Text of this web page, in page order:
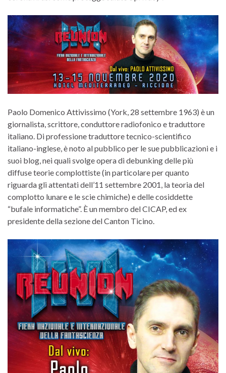
Paolo Domenico Attivissimo (York, 28 settembre 1963) è un
giornalista, scrittore, conduttore radiofonico e traduttore
italiano. Di professione traduttore tecnico-scientifico
italiano-inglese, è noto al pubblico per le sue pubblicazioni e i
suoi blog, nei quali svolge opera di debunking delle più
diffuse teorie complottiste (in particolare per quanto
riguarda gli attentati dell’11 settembre 2001, la teoria del
complotto lunare e le scie chimiche) e delle cosiddette
“bufale informatiche”. È un membro del CICAP, ed ex
presidente della sezione del Canton Ticino.